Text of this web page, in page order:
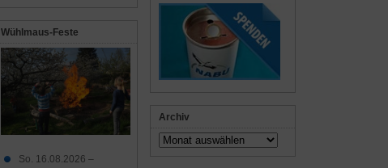
Archiv
Archiv
Wühlmaus-Feste
So. 16.08.2026 –